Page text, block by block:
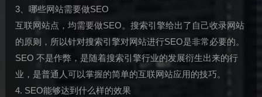
3、哪些网站需要做SEO
互联网站点，均需要做SEO。搜索引擎给出了自己收录网站
的原则，所以针对搜索引擎对网站进行SEO是非常必要的。
SEO 不是作弊，是随着搜索引擎行业的发展衍生出来的行
业，是普通人可以掌握的简单的互联网站应用的技巧。
4. SEO能够达到什么样的效果